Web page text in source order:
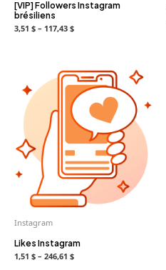
[VIP] Followers Instagram
brésiliens
3,51 $ – 117,43 $
Instagram
Likes Instagram
1,51 $ – 246,61 $